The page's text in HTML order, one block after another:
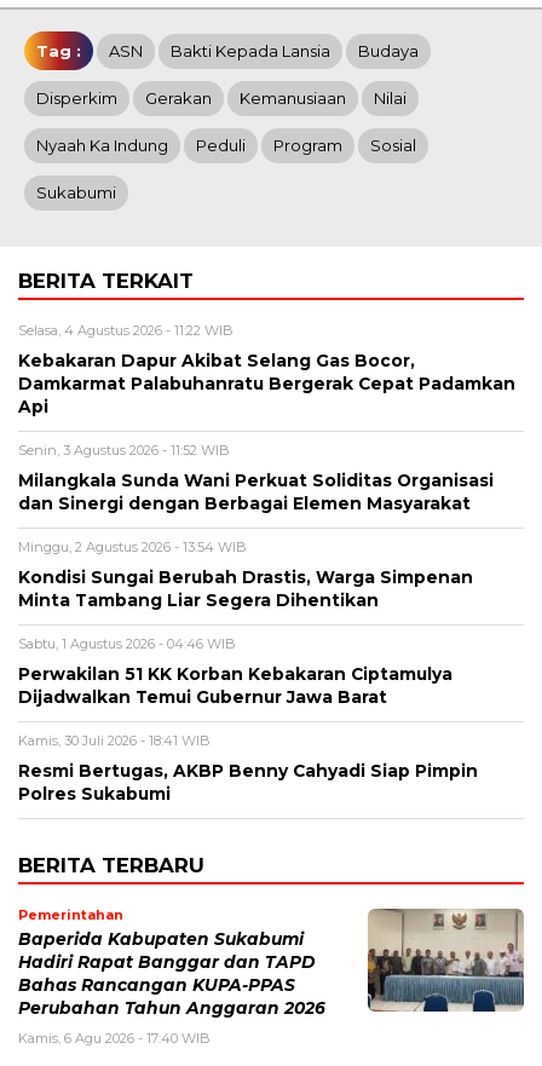
Tag : ASN Bakti Kepada Lansia Budaya
Disperkim Gerakan Kemanusiaan Nilai
Nyaah Ka Indung Peduli Program Sosial
Sukabumi
BERITA TERKAIT
Selasa, 4 Agustus 2026 - 11:22 WIB
Kebakaran Dapur Akibat Selang Gas Bocor,
Damkarmat Palabuhanratu Bergerak Cepat Padamkan
Api
Senin, 3 Agustus 2026 - 11:52 WIB
Milangkala Sunda Wani Perkuat Soliditas Organisasi
dan Sinergi dengan Berbagai Elemen Masyarakat
Minggu, 2 Agustus 2026 - 13:54 WIB
Kondisi Sungai Berubah Drastis, Warga Simpenan
Minta Tambang Liar Segera Dihentikan
Sabtu, 1 Agustus 2026 - 04:46 WIB
Perwakilan 51 KK Korban Kebakaran Ciptamulya
Dijadwalkan Temui Gubernur Jawa Barat
Kamis, 30 Juli 2026 - 18:41 WIB
Resmi Bertugas, AKBP Benny Cahyadi Siap Pimpin
Polres Sukabumi
BERITA TERBARU
Pemerintahan
Baperida Kabupaten Sukabumi
Hadiri Rapat Banggar dan TAPD
Bahas Rancangan KUPA-PPAS
Perubahan Tahun Anggaran 2026
Kamis, 6 Agu 2026 - 17:40 WIB